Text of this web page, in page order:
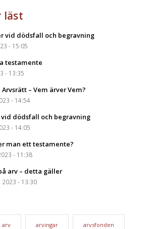
läst
vid dödsfall och begravning
- 15:05
testamente
- 13:35
– Vem ärver Vem?
- 14:54
dödsfall och begravning
- 14:05
man ett testamente?
- 11:38
arv – detta gäller
- 13:30
arv arvingar arvsfonden